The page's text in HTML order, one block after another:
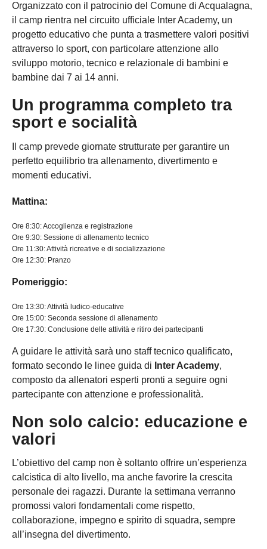
Organizzato con il patrocinio del Comune di Acqualagna,
il camp rientra nel circuito ufficiale Inter Academy, un
progetto educativo che punta a trasmettere valori positivi
attraverso lo sport, con particolare attenzione allo
sviluppo motorio, tecnico e relazionale di bambini e
bambine dai 7 ai 14 anni.
Un programma completo tra
sport e socialità
Il camp prevede giornate strutturate per garantire un
perfetto equilibrio tra allenamento, divertimento e
momenti educativi.
Mattina:
Ore 8:30: Accoglienza e registrazione
Ore 9:30: Sessione di allenamento tecnico
Ore 11:30: Attività ricreative e di socializzazione
Ore 12:30: Pranzo
Pomeriggio:
Ore 13:30: Attività ludico-educative
Ore 15:00: Seconda sessione di allenamento
Ore 17:30: Conclusione delle attività e ritiro dei partecipanti
A guidare le attività sarà uno staff tecnico qualificato,
formato secondo le linee guida di Inter Academy,
composto da allenatori esperti pronti a seguire ogni
partecipante con attenzione e professionalità.
Non solo calcio: educazione e
valori
L’obiettivo del camp non è soltanto offrire un’esperienza
calcistica di alto livello, ma anche favorire la crescita
personale dei ragazzi. Durante la settimana verranno
promossi valori fondamentali come rispetto,
collaborazione, impegno e spirito di squadra, sempre
all’insegna del divertimento.